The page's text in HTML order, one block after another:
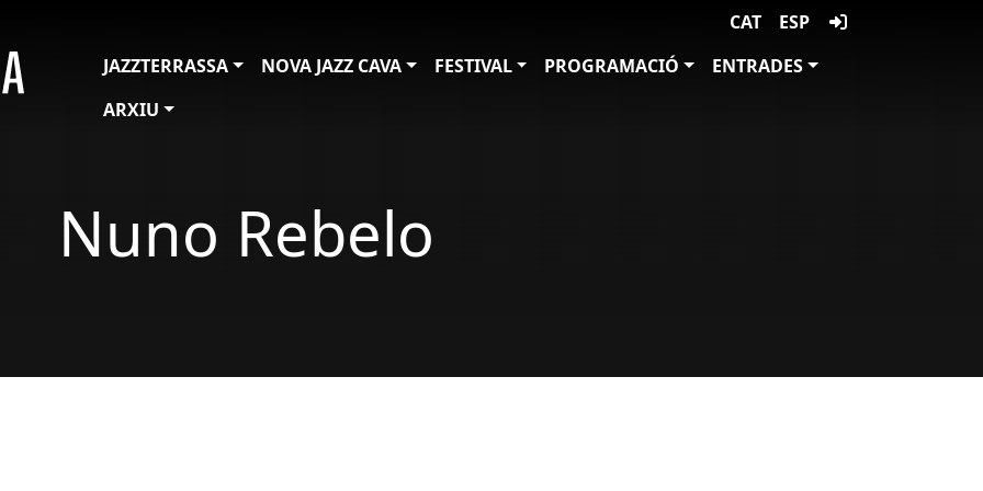
CAT
ESP
JAZZTERRASSA
NOVA JAZZ CAVA FESTIVAL PROGRAMACIÓ
ENTRADES
ARXIU
Nuno Rebelo